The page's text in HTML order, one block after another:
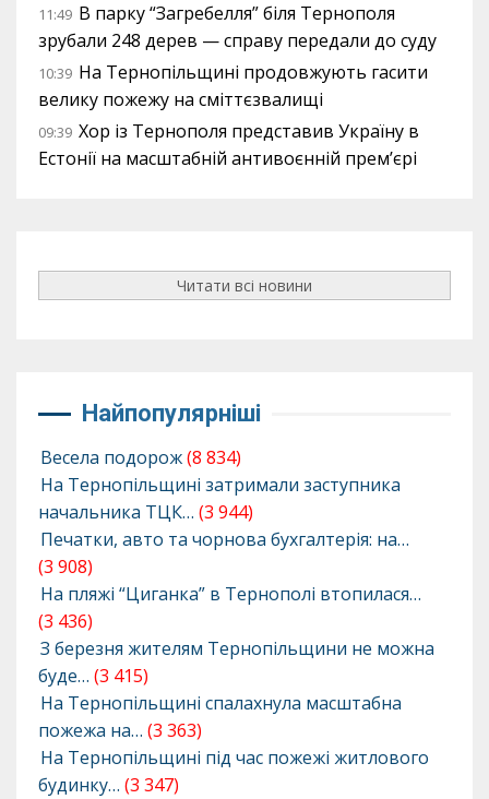
11:49 В парку “Загребелля” біля Тернополя
зрубали 248 дерев — справу передали до суду
10:39 На Тернопільщині продовжують гасити
велику пожежу на сміттєзвалищі
09:39 Хор із Тернополя представив Україну в
Естонії на масштабній антивоєнній прем’єрі
Читати всі новини
Найпопулярніші
Весела подорож(8 834)
На Тернопільщині затримали заступника
начальника ТЦК… (3 944)
Печатки, авто та чорнова бухгалтерія: на…
(3 908)
На пляжі “Циганка” в Тернополі втопилася…
(3 436)
З березня жителям Тернопільщини не можна
буде… (3 415)
На Тернопільщині спалахнула масштабна
пожежа на… (3 363)
На Тернопільщині під час пожежі житлового
будинку… (3 347)